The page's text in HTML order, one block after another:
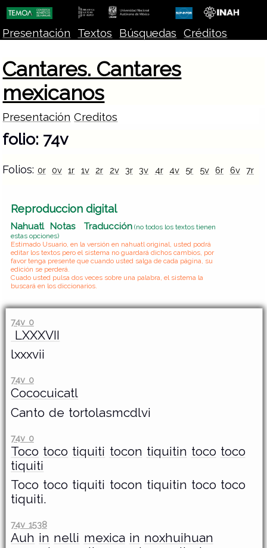
Presentación Textos Búsquedas Créditos
Cantares. Cantares
mexicanos
Presentación Creditos
folio: 74v
Folios: 0r 0v 1r 1v 2r 2v 3r 3v 4r 4v 5r 5v 6r 6v 7r
Reproduccion digital
Nahuatl Notas Traducción(no todos los textos tienen
estas opciones)
Estimado Usuario, en la versión en nahuatl original, usted podrá
editar los textos pero el sistema no guardará dichos cambios, por
favor tenga presente que cuando usted salga de cada página, su
edición se perderá.
Cuado usted pulsa dos veces sobre una palabra, el sistema la
buscará en los diccionarios.
74v 0
LXXXVII
lxxxvii
74v 0
Cococuicatl
Canto de tortolasmcdlvi
74v 0
Toco toco tiquiti tocon tiquitin toco toco
tiquiti
Toco toco tiquiti tocon tiquitin toco toco
tiquiti.
74v 1538
Auh in nelli mexica in noxhuihuan